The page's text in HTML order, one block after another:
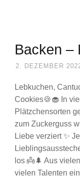
Backen –
2. DEZEMBER
Lebkuchen,
Cookies🍪🧁 In
Plätzchensorten
zum Zuckerguss
Liebe verziert ✨
los 👼🌲 Aus
vielen Talenten